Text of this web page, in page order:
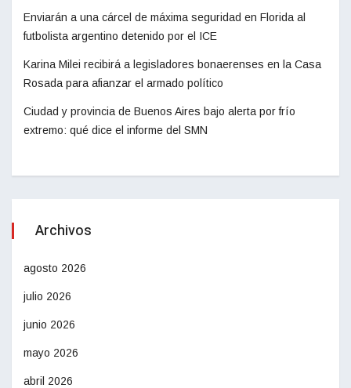
Enviarán a una cárcel de máxima seguridad en Florida al
futbolista argentino detenido por el ICE
Karina Milei recibirá a legisladores bonaerenses en la Casa
Rosada para afianzar el armado político
Ciudad y provincia de Buenos Aires bajo alerta por frío
extremo: qué dice el informe del SMN
Archivos
agosto 2026
julio 2026
junio 2026
mayo 2026
abril 2026